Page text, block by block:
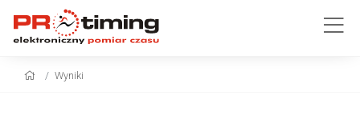
Wyniki